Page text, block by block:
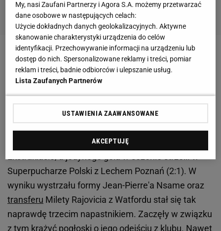
Zobacz wideoJan Urban już ma swoje objawienie!
Największy wygrany
Szkurin zmarnował nową szansę. Dziś jest bardzo
daleko od wyjściowego składu
Białorusin jak dotąd uzbierał tylko 81 minut w
Ekstraklasie, a jedynego gola w sezonie strzelił w
Superpucharze Polski z Lechem Poznań (2:1). W
wyniku wystrzału formy Jean-Pierre'a Nsame oraz
transferu Milety Rajovicia z Watfordu stał się tak
naprawdę trzecim napastnikiem. Zaczęły w związku
z tym krążyć pogłoski o jego odejściu z klubu. Nawet
My, nasi Zaufani Partnerzy i Agora S.A. możemy przetwarzać
dane osobowe w następujących celach:
Użycie dokładnych danych geolokalizacyjnych. Aktywne
skanowanie charakterystyki urządzenia do celów
identyfikacji. Przechowywanie informacji na urządzeniu lub
dostęp do nich. Spersonalizowane reklamy i treści, pomiar
reklam i treści, badnie odbiorców i ulepszanie usług.
Lista Zaufanych Partnerów
USTAWIENIA ZAAWANSOWANE
AKCEPTUJĘ